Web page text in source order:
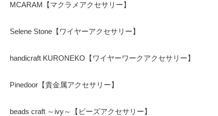
MCARAM【マクラメアクセサリー】
Selene Stone【ワイヤーアクセサリー】
handicraft KURONEKO【ワイヤーワークアクセサリー】
Pinedoor【貴金属アクセサリー】
beads craft ～ivy～【ビーズアクセサリー】